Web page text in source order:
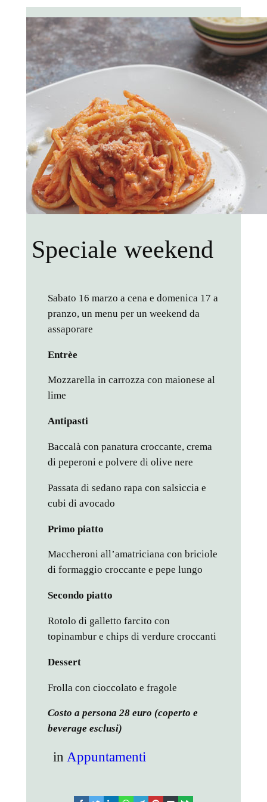
Speciale weekend
Sabato 16 marzo a cena e domenica 17 a
pranzo, un menu per un weekend da
assaporare
Entrèe
Mozzarella in carrozza con maionese al
lime
Antipasti
Baccalà con panatura croccante, crema
di peperoni e polvere di olive nere
Passata di sedano rapa con salsiccia e
cubi di avocado
Primo piatto
Maccheroni all’amatriciana con briciole
di formaggio croccante e pepe lungo
Secondo piatto
Rotolo di galletto farcito con
topinambur e chips di verdure croccanti
Dessert
Frolla con cioccolato e fragole
Costo a persona 28 euro (coperto e
beverage esclusi)
in Appuntamenti